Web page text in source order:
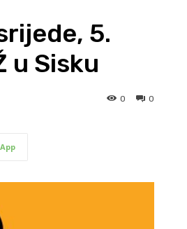
5.
u Sisku
0
0